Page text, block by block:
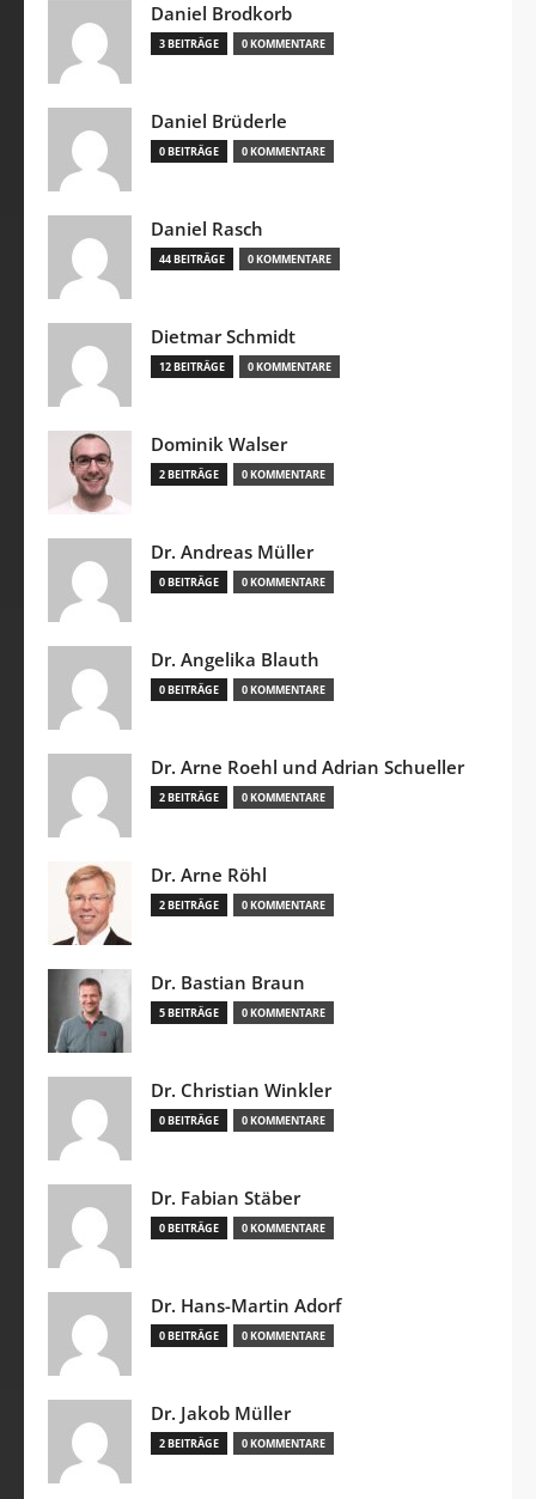
Daniel Brodkorb
3 BEITRÄGE 0 KOMMENTARE
Daniel Brüderle
0 BEITRÄGE 0 KOMMENTARE
Daniel Rasch
44 BEITRÄGE 0 KOMMENTARE
Dietmar Schmidt
12 BEITRÄGE 0 KOMMENTARE
Dominik Walser
2 BEITRÄGE 0 KOMMENTARE
Dr. Andreas Müller
0 BEITRÄGE 0 KOMMENTARE
Dr. Angelika Blauth
0 BEITRÄGE 0 KOMMENTARE
Dr. Arne Roehl und Adrian Schueller
2 BEITRÄGE 0 KOMMENTARE
Dr. Arne Röhl
2 BEITRÄGE 0 KOMMENTARE
Dr. Bastian Braun
5 BEITRÄGE 0 KOMMENTARE
Dr. Christian Winkler
0 BEITRÄGE 0 KOMMENTARE
Dr. Fabian Stäber
0 BEITRÄGE 0 KOMMENTARE
Dr. Hans-Martin Adorf
0 BEITRÄGE 0 KOMMENTARE
Dr. Jakob Müller
2 BEITRÄGE 0 KOMMENTARE